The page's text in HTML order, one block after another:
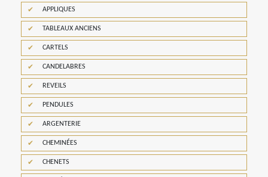
APPLIQUES
TABLEAUX ANCIENS
CARTELS
CANDELABRES
REVEILS
PENDULES
ARGENTERIE
CHEMINÉES
CHENETS